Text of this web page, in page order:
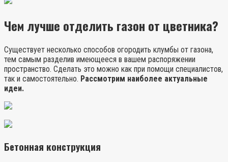
Чем лучше отделить газон от цветника?
Существует несколько способов огородить клумбы от газона,
тем самым разделив имеющееся в вашем распоряжении
пространство. Сделать это можно как при помощи специалистов,
так и самостоятельно. Рассмотрим наиболее актуальные
идеи.
Бетонная конструкция